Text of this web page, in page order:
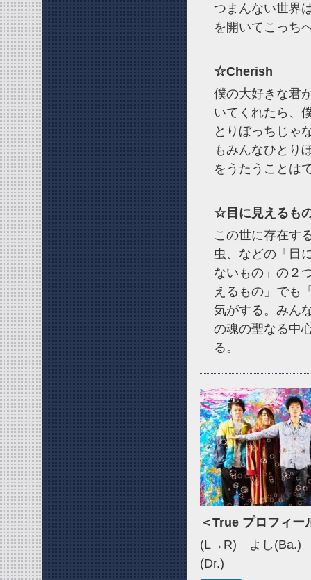
つまんない世界
を開いてこっち
☆Cherish
僕の大好きな君
いてくれたら、
とりぼっちじゃ
もみんなひとり
をうたうことは
☆目に見えるも
この世に存在す
虫、などの「目
ないもの」の２
えるもの」でも
気がする。みん
の魂の聖なる中
る。
＜True プロフィー
(L→R) よし
(Dr.)